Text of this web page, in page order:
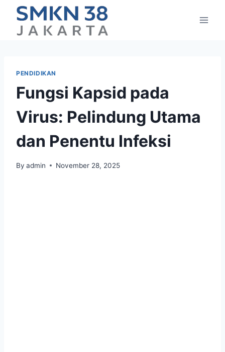
content
PENDIDIKAN
Fungsi Kapsid pada
Virus: Pelindung Utama
dan Penentu Infeksi
By admin November 28, 2025